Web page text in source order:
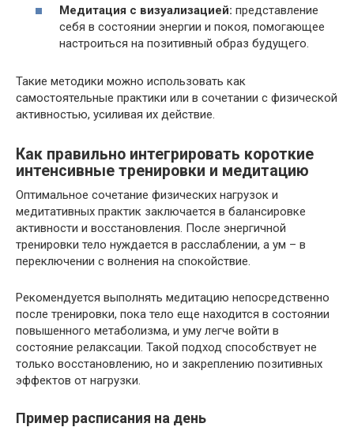
Медитация с визуализацией: представление
себя в состоянии энергии и покоя, помогающее
настроиться на позитивный образ будущего.
Такие методики можно использовать как
самостоятельные практики или в сочетании с физической
активностью, усиливая их действие.
Как правильно интегрировать короткие
интенсивные тренировки и медитацию
Оптимальное сочетание физических нагрузок и
медитативных практик заключается в балансировке
активности и восстановления. После энергичной
тренировки тело нуждается в расслаблении, а ум – в
переключении с волнения на спокойствие.
Рекомендуется выполнять медитацию непосредственно
после тренировки, пока тело еще находится в состоянии
повышенного метаболизма, и уму легче войти в
состояние релаксации. Такой подход способствует не
только восстановлению, но и закреплению позитивных
эффектов от нагрузки.
Пример расписания на день